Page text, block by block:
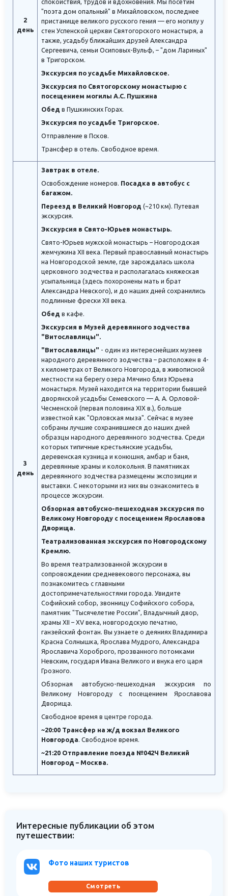
2
день
"поэта дом опальный" в Михайловском, последнее
пристанище великого русского гения — его могилу у
стен Успенской церкви Святогорского монастыря, а
также, усадьбу ближайших друзей Александра
Сергеевича, семьи Осиповых-Вульф, – "дом Лариных"
в Тригорском.
Экскурсия по усадьбе Михайловское.
Экскурсия по Святогорскому монастырю с
посещением могилы А.С. Пушкина
Обед в Пушкинских Горах.
Экскурсия по усадьбе Тригорское.
Отправление в Псков.
Трансфер в отель. Свободное время.
3
день
Завтрак в отеле.
Освобождение номеров. Посадка в автобус с
багажом.
Переезд в Великий Новгород (~210 км). Путевая
экскурсия.
Экскурсия в Свято-Юрьев монастырь.
Свято-Юрьев мужской монастырь – Новгородская
жемчужина XII века. Первый православный монастырь
на Новгородской земле, где зарождалась школа
церковного зодчества и располагалась княжеская
усыпальница (здесь похоронены мать и брат
Александра Невского), и до наших дней сохранились
подлинные фрески XII века.
Обед в кафе.
Экскурсия в Музей деревянного зодчества
"Витославлицы".
"Витославлицы" - один из интереснейших музеев
народного деревянного зодчества – расположен в 4-
х километрах от Великого Новгорода, в живописной
местности на берегу озера Мячино близ Юрьева
монастыря. Музей находится на территории бывшей
дворянской усадьбы Семевского — А. А. Орловой-
Чесменской (первая половина XIX в.), больше
известной как "Орловская мыза". Сейчас в музее
собраны лучшие сохранившиеся до наших дней
образцы народного деревянного зодчества. Среди
которых типичные крестьянские усадьбы,
деревенская кузница и конюшня, амбар и баня,
деревянные храмы и колокольня. В памятниках
деревянного зодчества размещены экспозиции и
выставки. С некоторыми из них вы ознакомитесь в
процессе экскурсии.
Обзорная автобусно-пешеходная экскурсия по
Великому Новгороду с посещением Ярославова
Дворища.
Театрализованная экскурсия по Новгородскому
Кремлю.
Во время театрализованной экскурсии в
сопровождении средневекового персонажа, вы
познакомитесь с главными
достопримечательностями города. Увидите
Софийский собор, звонницу Софийского собора,
памятник "Тысячелетие России", Владычный двор,
храмы XII – XV века, новгородскую печатню,
ганзейский фонтан. Вы узнаете о деяниях Владимира
Красна Солнышка, Ярослава Мудрого, Александра
Ярославича Хороброго, прозванного потомками
Невским, государя Ивана Великого и внука его царя
Грозного.
Обзорная автобусно-пешеходная экскурсия по
Великому Новгороду с посещением Ярославова
Дворища.
Свободное время в центре города.
~20:00 Трансфер на ж/д вокзал Великого
Новгорода . Свободное время.
~21:20 Отправление поезда №042Ч Великий
Новгород – Москва.
Интересные публикации об этом
путешествии:
Фото наших туристов
Смотреть